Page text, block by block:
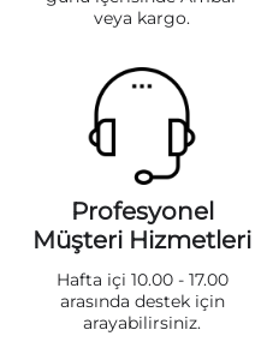
veya kargo.
Profesyonel
Müşteri Hizmetleri
Hafta içi 10.00 - 17.00
arasında destek için
arayabilirsiniz.